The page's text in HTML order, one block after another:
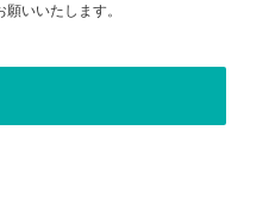
いいたします。